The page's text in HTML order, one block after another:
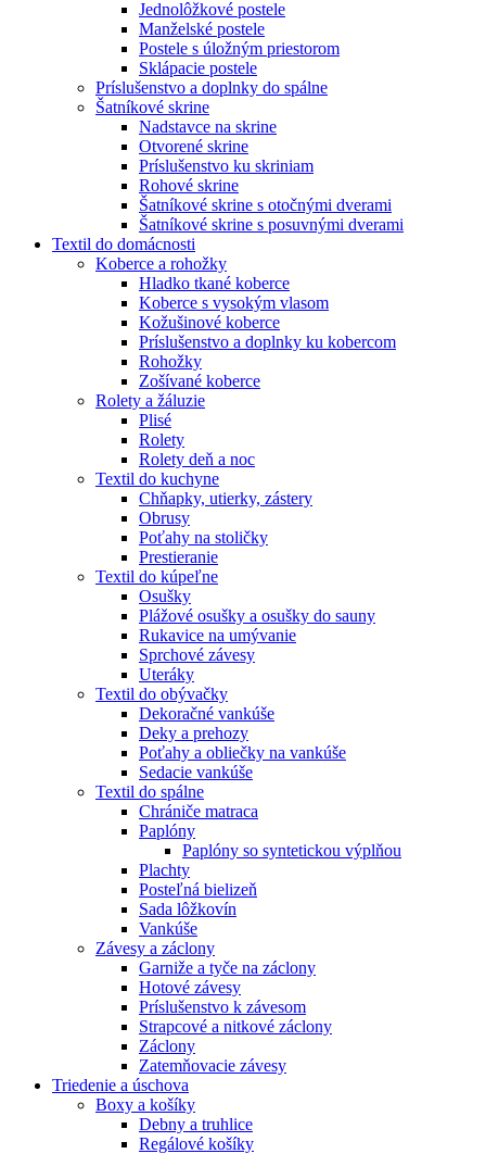
Jednolôžkové postele
Manželské postele
Postele s úložným priestorom
Sklápacie postele
Príslušenstvo a doplnky do spálne
Šatníkové skrine
Nadstavce na skrine
Otvorené skrine
Príslušenstvo ku skriniam
Rohové skrine
Šatníkové skrine s otočnými dverami
Šatníkové skrine s posuvnými dverami
Textil do domácnosti
Koberce a rohožky
Hladko tkané koberce
Koberce s vysokým vlasom
Kožušinové koberce
Príslušenstvo a doplnky ku kobercom
Rohožky
Zošívané koberce
Rolety a žáluzie
Plisé
Rolety
Rolety deň a noc
Textil do kuchyne
Chňapky, utierky, zástery
Obrusy
Poťahy na stoličky
Prestieranie
Textil do kúpeľne
Osušky
Plážové osušky a osušky do sauny
Rukavice na umývanie
Sprchové závesy
Uteráky
Textil do obývačky
Dekoračné vankúše
Deky a prehozy
Poťahy a obliečky na vankúše
Sedacie vankúše
Textil do spálne
Chrániče matraca
Paplóny
Paplóny so syntetickou výplňou
Plachty
Posteľná bielizeň
Sada lôžkovín
Vankúše
Závesy a záclony
Garniže a tyče na záclony
Hotové závesy
Príslušenstvo k závesom
Strapcové a nitkové záclony
Záclony
Zatemňovacie závesy
Triedenie a úschova
Boxy a košíky
Debny a truhlice
Regálové košíky